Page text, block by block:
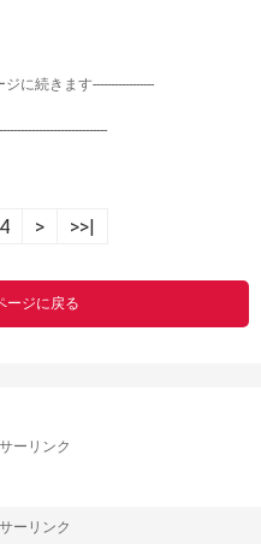
に続きます-----------------
4 > >>|
ージに戻る
ーリンク
ーリンク